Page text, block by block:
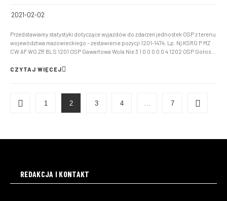
2021-02-02
Przedstawiamy statystyki dotyczące wyjazdów do zdarzeń jednostek OSP z terenu
województwa mazowieckiego – zestawienie pozycji 1201-1474. Lp. Nj KSRG P MZ
CW AF WG ZR BL S 1201 OSP Gawartowa Wola Nie 3 1 0 0 0 0 0 4 1202 OSP Gołosze
CZYTAJ WIĘCEJ
1 2 3 4 7
REDAKCJA I KONTAKT